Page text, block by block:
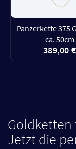
Panzerkette 375
ca. 50cm
389,00 €
Goldketten
Jetzt die